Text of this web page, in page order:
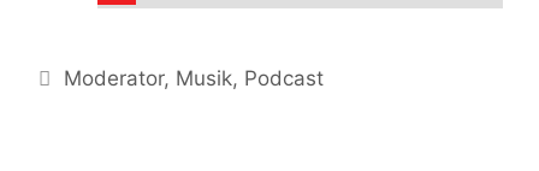
Kategorien
Moderator, Musik, Podcast